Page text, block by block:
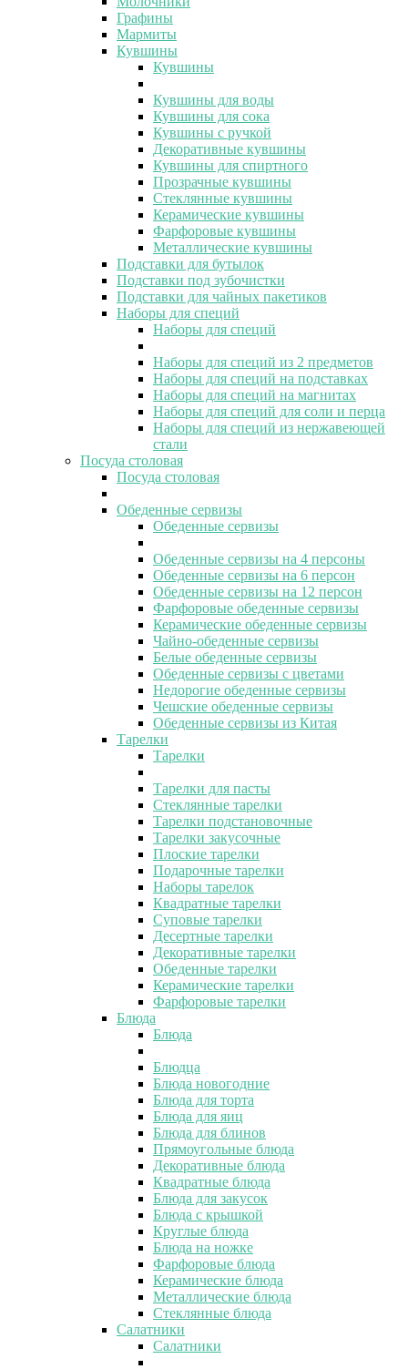
Графины
Мармиты
Кувшины
Кувшины
Кувшины для воды
Кувшины для сока
Кувшины с ручкой
Декоративные кувшины
Кувшины для спиртного
Прозрачные кувшины
Стеклянные кувшины
Керамические кувшины
Фарфоровые кувшины
Металлические кувшины
Подставки для бутылок
Подставки под зубочистки
Подставки для чайных пакетиков
Наборы для специй
Наборы для специй
Наборы для специй из 2 предметов
Наборы для специй на подставках
Наборы для специй на магнитах
Наборы для специй для соли и перца
Наборы для специй из нержавеющей
стали
Посуда столовая
Посуда столовая
Обеденные сервизы
Обеденные сервизы
Обеденные сервизы на 4 персоны
Обеденные сервизы на 6 персон
Обеденные сервизы на 12 персон
Фарфоровые обеденные сервизы
Керамические обеденные сервизы
Чайно-обеденные сервизы
Белые обеденные сервизы
Обеденные сервизы с цветами
Недорогие обеденные сервизы
Чешские обеденные сервизы
Обеденные сервизы из Китая
Тарелки
Тарелки
Тарелки для пасты
Стеклянные тарелки
Тарелки подстановочные
Тарелки закусочные
Плоские тарелки
Подарочные тарелки
Наборы тарелок
Квадратные тарелки
Суповые тарелки
Десертные тарелки
Декоративные тарелки
Обеденные тарелки
Керамические тарелки
Фарфоровые тарелки
Блюда
Блюда
Блюдца
Блюда новогодние
Блюда для торта
Блюда для яиц
Блюда для блинов
Прямоугольные блюда
Декоративные блюда
Квадратные блюда
Блюда для закусок
Блюда с крышкой
Круглые блюда
Блюда на ножке
Фарфоровые блюда
Керамические блюда
Металлические блюда
Стеклянные блюда
Салатники
Салатники